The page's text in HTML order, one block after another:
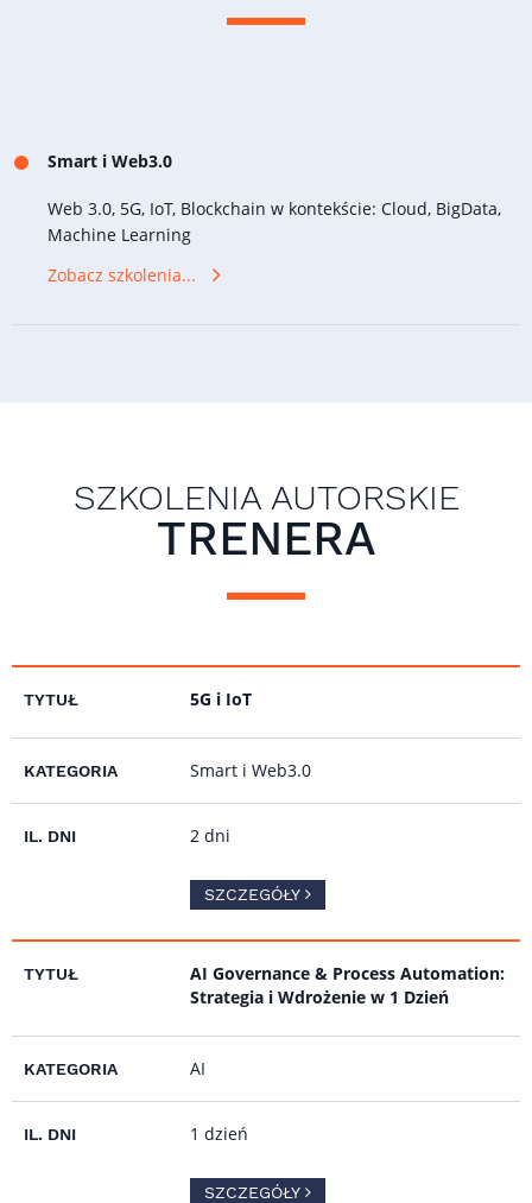
Smart i Web3.0
Web 3.0, 5G, IoT, Blockchain w kontekście: Cloud, BigData,
Machine Learning
Zobacz szkolenia...
SZKOLENIA AUTORSKIE
TRENERA
5G i IoT
Smart i Web3.0
2 dni
SZCZEGÓŁY
AI Governance & Process Automation:
Strategia i Wdrożenie w 1 Dzień
AI
1 dzień
SZCZEGÓŁY